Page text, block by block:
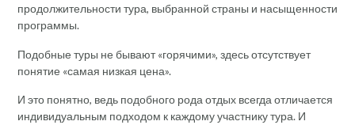
продолжительности тура, выбранной страны и насыщенности
программы.
Подобные туры не бывают «горячими», здесь отсутствует
понятие «самая низкая цена».
И это понятно, ведь подобного рода отдых всегда отличается
индивидуальным подходом к каждому участнику тура. И